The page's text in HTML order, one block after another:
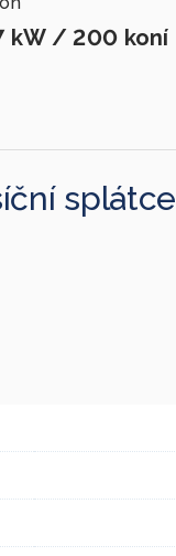
kW / 200 koní
splátce